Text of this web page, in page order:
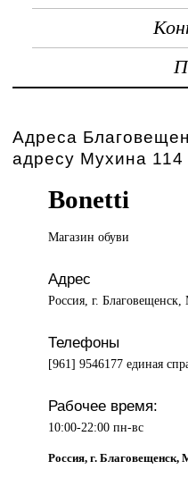
Адреса
адресу Мухина 114
Bonetti
Магазин обуви
Адрес
Россия, г.
Телефоны
[961] 9546177 единая
Рабочее время:
10:00-22:00 пн-вс
Россия, г. Благовещенск,